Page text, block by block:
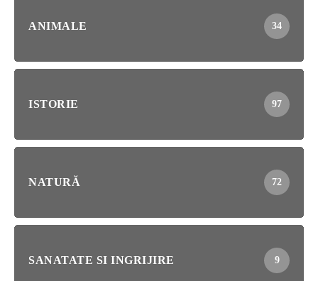
ANIMALE 34
ISTORIE 97
NATURĂ 72
SANATATE SI INGRIJIRE 9